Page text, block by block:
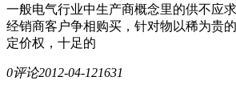
一般电气行业中生产商概念里的供不应
经销商客户争相购买，针对物以稀为贵
定价权，十足的
0评论2012-04-121631